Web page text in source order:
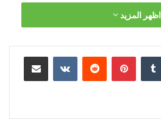
رضا عامر مدير مخبر الدراسات
بوالصواف ميلة/ دولة
يوم ( الخميس)
المصادف(27/10/2022) الساعة (7 مساءٍ بتوقيت العاصمة
بغداد )( 9 مساءٍ بتوقيت الجزائر ) على برنامج (GOOGLE
HTTPS://
اظهر المزيد
بينتيريست